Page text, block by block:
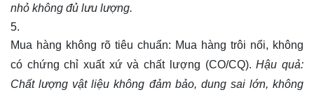
nhỏ không đủ lưu lượng.
Mua hàng không rõ tiêu chuẩn: Mua hàng trôi nổi, không
có chứng chỉ xuất xứ và chất lượng (CO/CQ).Hậu quả:
Chất lượng vật liệu không đảm bảo, dung sai lớn, không